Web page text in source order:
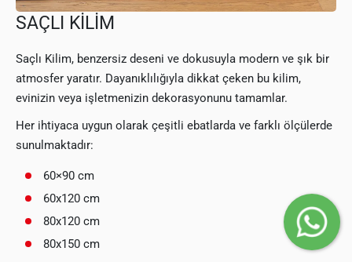
SAÇLI KİLİM
Saçlı Kilim, benzersiz deseni ve dokusuyla modern ve şık bir
atmosfer yaratır. Dayanıklılığıyla dikkat çeken bu kilim,
evinizin veya işletmenizin dekorasyonunu tamamlar.
Her ihtiyaca uygun olarak çeşitli ebatlarda ve farklı ölçülerde
sunulmaktadır:
60×90 cm
60x120 cm
80x120 cm
80x150 cm